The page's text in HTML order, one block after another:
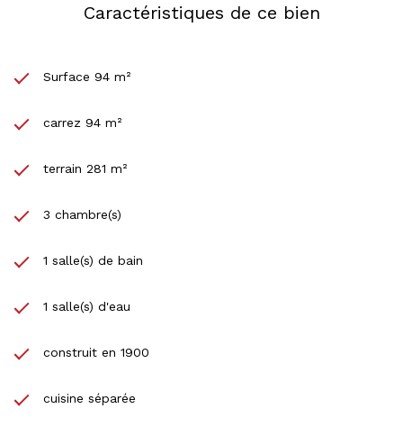
Caractéristiques de ce bien
Surface 94 m²
carrez 94 m²
terrain 281 m²
3 chambre(s)
1 salle(s) de bain
1 salle(s) d'eau
construit en 1900
cuisine séparée